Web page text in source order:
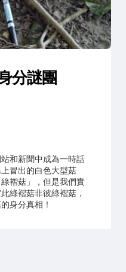
分謎團
和新聞中成為一時話
冒出的白色大型菇
褶菇」，但是我們實
綠褶菇非彼綠褶菇，
身分真相！